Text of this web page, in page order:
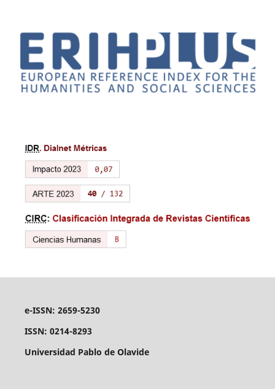
e-ISSN: 2659-5230
ISSN: 0214-8293
Universidad Pablo de Olavide